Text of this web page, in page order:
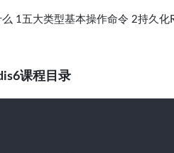
么 1五大类型基本操作命令 2持久
课程目录